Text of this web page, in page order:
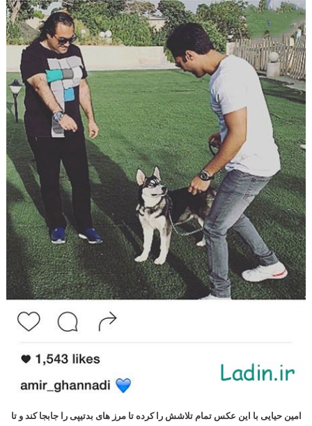
امین حیایی با این عکس تمام تلاشش را کرده تا مرز های بدتیپی را جابجا کند و تا